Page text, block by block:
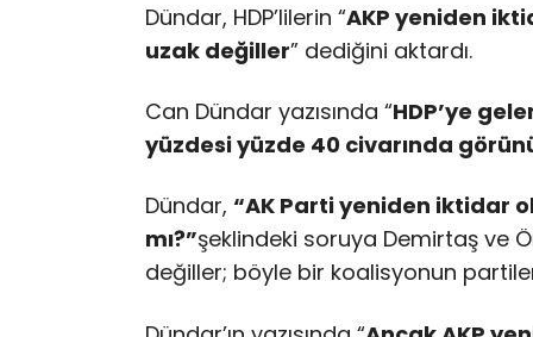
Dündar, HDP’lilerin “AKP yeniden
uzak değiller” dediğini aktardı.
Can Dündar yazısında “HDP’ye
yüzdesi yüzde 40 civarında
Dündar, “AK Parti yeniden iktidar
mı?”şeklindeki soruya Demirtaş ve
değiller; böyle bir koalisyonun